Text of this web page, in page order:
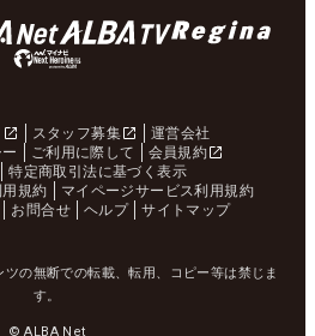
スタッフ募集
運営会社
ご利用に際して
会員規約
特定商取引法に基づく表示
規約
マイページサービス利用規約
お問合せ ヘルプ サイトマップ
の無断での転載、転用、コピー等は禁じま
す。
© ALBA Net